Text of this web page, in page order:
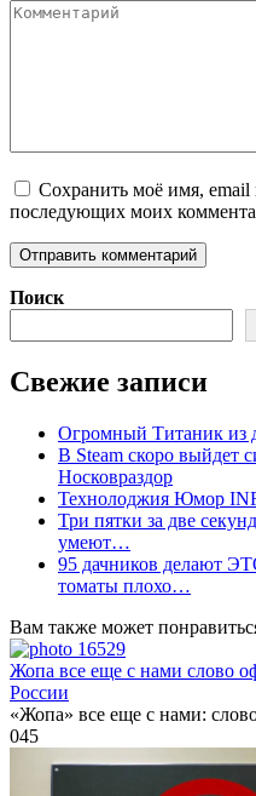
Сохранить моё имя, email
последующих моих
Поиск
Свежие записи
Огромный Титаник из
В Steam скоро выйдет
Носковраздор
Технолоджия Юмор
Три пятки за две
умеют…
95 дачников делают
томаты плохо…
Вам также может
Жопа все еще с нами слово
России
«Жопа» все еще с нами:
045